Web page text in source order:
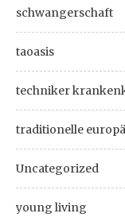
schwangerschaft
taoasis
techniker
traditionelle
Uncategorized
young living